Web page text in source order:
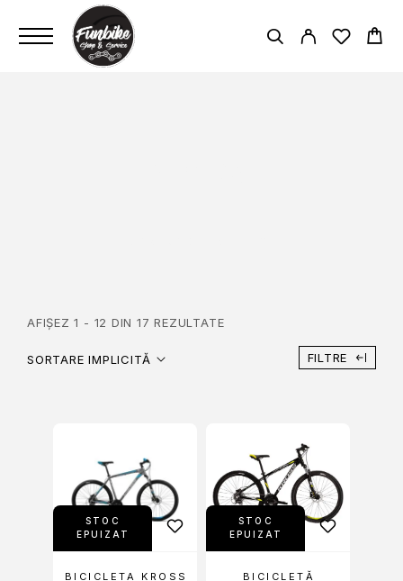
AFIȘEZ 1 - 12 DIN 17 REZULTATE
SORTARE IMPLICITĂ FILTRE
STOC
EPUIZAT
BICICLETA KROSS
STOC
EPUIZAT
BICICLETĂ